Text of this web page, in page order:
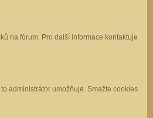
na fórum. Pro další informace kontaktuje
administrátor umožňuje. Smažte cookies